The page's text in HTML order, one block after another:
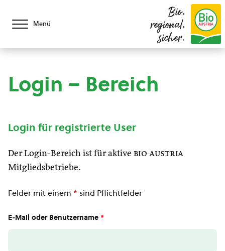
Menü
Bio,
regional,
sicher.
Login – Bereich
Login für registrierte User
Der Login-Bereich ist für aktive bio austria
Mitgliedsbetriebe.
Felder mit einem * sind Pflichtfelder
E-Mail oder Benutzername *